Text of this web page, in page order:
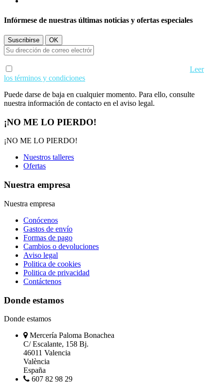
Infórmese de nuestras últimas noticias y ofertas especiales
Leer
los términos y condiciones
Puede darse de baja en cualquier momento. Para ello, consulte
nuestra información de contacto en el aviso legal.
¡NO ME LO PIERDO!
¡NO ME LO PIERDO!
Nuestros talleres
Ofertas
Nuestra empresa
Nuestra empresa
Conócenos
Gastos de envío
Formas de pago
Cambios o devoluciones
Aviso legal
Politica de cookies
Politica de privacidad
Contáctenos
Donde estamos
Donde estamos
Mercería Paloma Bonachea
C/ Escalante, 158 Bj.
46011 Valencia
València
España
607 82 98 29